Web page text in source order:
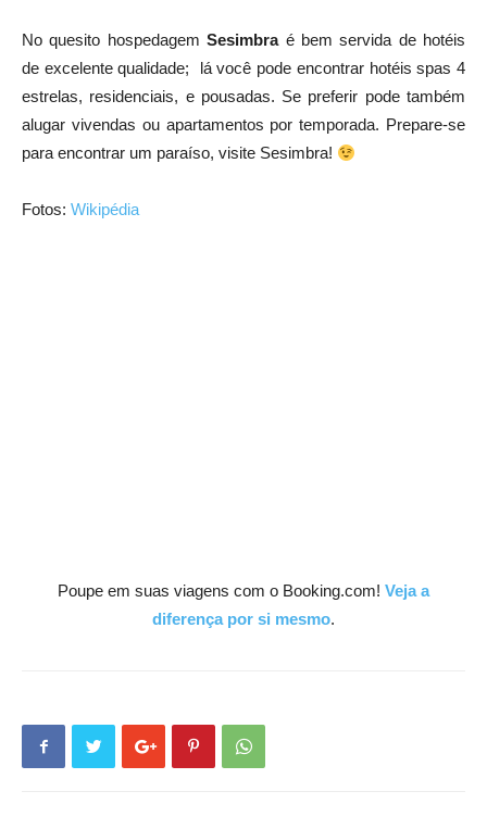
No quesito hospedagemSesimbraé bem servida de hotéis
de excelente qualidade; lá você pode encontrar hotéis spas 4
estrelas, residenciais, e pousadas. Se preferir pode também
alugar vivendas ou apartamentos por temporada. Prepare-se
para encontrar um paraíso, visite Sesimbra!
Fotos: Wikipédia
Poupe em suas viagens com o Booking.com! Veja a
diferença por si mesmo.